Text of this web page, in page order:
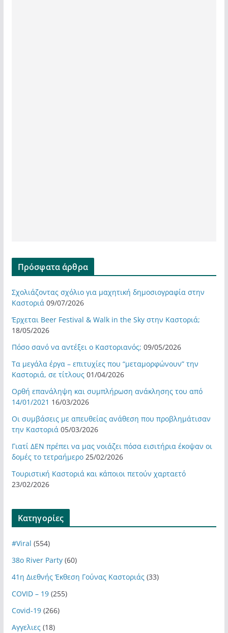
Πρόσφατα άρθρα
Σχολιάζοντας σχόλιο για μαχητική δημοσιογραφία στην
Καστοριά 09/07/2026
Έρχεται Beer Festival & Walk in the Sky στην Καστοριά;
18/05/2026
Πόσο σανό να αντέξει ο Καστοριανός; 09/05/2026
Τα μεγάλα έργα – επιτυχίες που “μεταμορφώνουν” την
Καστοριά, σε τίτλους 01/04/2026
Ορθή επανάληψη και συμπλήρωση ανάκλησης του από
14/01/2021 16/03/2026
Οι συμβάσεις με απευθείας ανάθεση που προβλημάτισαν
την Καστοριά 05/03/2026
Γιατί ΔΕΝ πρέπει να μας νοιάζει πόσα εισιτήρια έκοψαν οι
δομές το τετραήμερο 25/02/2026
Τουριστική Καστοριά και κάποιοι πετούν χαρταετό
23/02/2026
Kατηγορίες
#Viral (554)
38ο River Party(60)
41η Διεθνής Έκθεση Γούνας Καστοριάς(33)
COVID – 19(255)
Covid-19(266)
Αγγελιες(18)